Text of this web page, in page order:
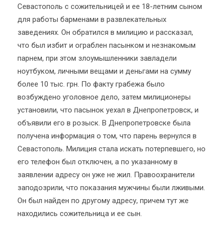
Севастополь с сожительницей и ее 18-летним сыном
для работы барменами в развлекательных
заведениях. Он обратился в милицию и рассказал,
что был избит и ограблен пасынком и незнакомым
парнем, при этом злоумышленники завладели
ноутбуком, личными вещами и деньгами на сумму
более 10 тыс. грн. По факту грабежа было
возбуждено уголовное дело, затем милиционеры
установили, что пасынок уехал в Днепропетровск, и
объявили его в розыск. В Днепропетровске была
получена информация о том, что парень вернулся в
Севастополь. Милиция стала искать потерпевшего, но
его телефон был отключен, а по указанному в
заявлении адресу он уже не жил. Правоохранители
заподозрили, что показания мужчины были лживыми.
Он был найден по другому адресу, причем тут же
находились сожительница и ее сын.